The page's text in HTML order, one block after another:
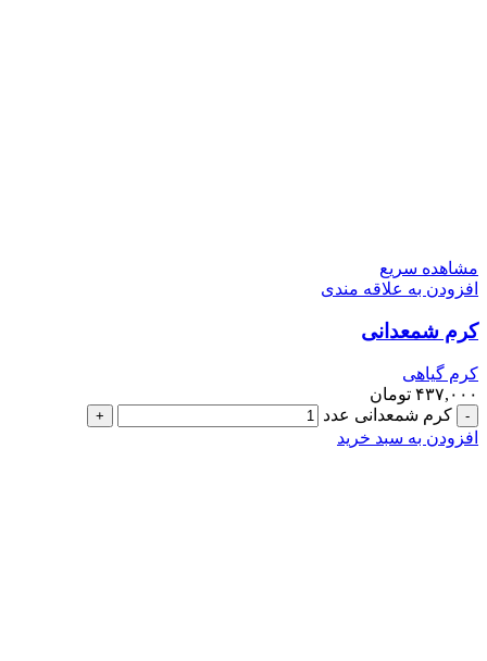
مشاهده سریع
افزودن به علاقه مندی
کرم شمعدانی
کرم گیاهی
۴۳۷,۰۰۰ تومان
کرم شمعدانی عدد
افزودن به سبد خرید